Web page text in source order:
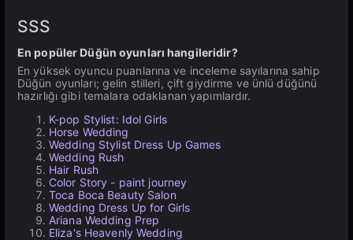
SSS
En popüler Düğün oyunları hangileridir?
En yüksek oyuncu puanlarına ve inceleme sayılarına sahip
Düğün oyunları; gelin stilleri, çift giydirme ve ünlü düğünü
hazırlığı gibi temalara odaklanan yapımlardır.
K-pop Stylist: Idol Girls
Horse Wedding
Wedding Stylist Dress Up Games
Wedding Rush
Hair Rush
Color Story - paint journey
Toca Boca Beauty Salon
Wedding Dress Up for Girls
Ariana Wedding Prep
Eliza's Heavenly Wedding